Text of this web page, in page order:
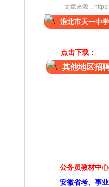
文章来源：
淮北市天一中
点击下载：
其他地区招
公务员教材中
安徽省考、事